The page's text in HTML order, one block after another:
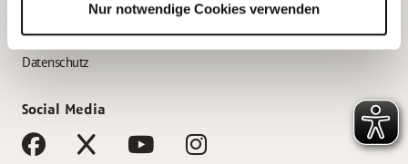
Nur notwendige Cookies verwenden
Impressum
Datenschutz
Social Media